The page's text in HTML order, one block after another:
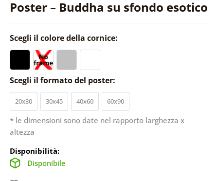
Poster – Buddha su sfondo esotico
Scegli il colore della cornice:
Scegli il formato del poster:
20x30 30x45 40x60 60x90
* le dimensioni sono date nel rapporto larghezza x
altezza
Disponibilità:
Disponibile